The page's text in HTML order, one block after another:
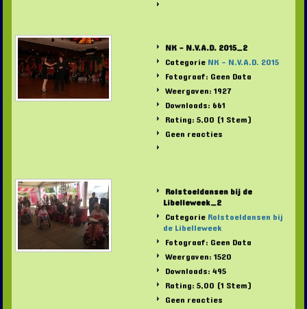
NK - N.V.A.D. 2015_2
CategorieNK - N.V.A.D. 2015
Fotograaf: Geen Data
Weergaven: 1927
Downloads: 661
Rating: 5,00 (1 Stem)
Geen reacties
Rolstoeldansen bij de
Libelleweek_2
CategorieRolstoeldansen bij
de Libelleweek
Fotograaf: Geen Data
Weergaven: 1520
Downloads: 495
Rating: 5,00 (1 Stem)
Geen reacties